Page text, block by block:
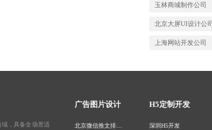
玉林商城制作公司
北京大屏UI设计公司
上海网站开发公司
，具备全场景适
广告图片设计 H5定制开发
深圳H5开发